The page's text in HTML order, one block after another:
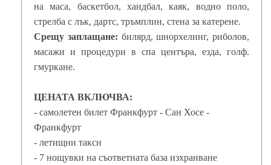
на маса, баскетбол, хандбал, каяк, водно поло,
стрелба с лък, дартс, тръмплин, стена за катерене.
Срещу заплащане: билярд, шнорхелинг, риболов,
масажи и процедури в спа центъра, езда, голф.
гмуркане.
ЦЕНАТА ВКЛЮЧВА:
- самолетен билет Франкфурт - Сан Хосе -
Франкфурт
- летищни такси
- 7 нощувки на съответната база изхранване